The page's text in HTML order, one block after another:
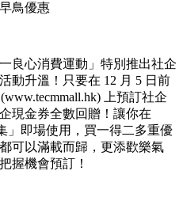
鳥優惠
良心消費運動」特別推出社企
動升溫！只要在 12 月 5 日前
上預訂社企
現金券全數回贈！讓你在
」即場使用，買一得二多重優
可以滿載而歸，更添歡樂氣
握機會預訂！